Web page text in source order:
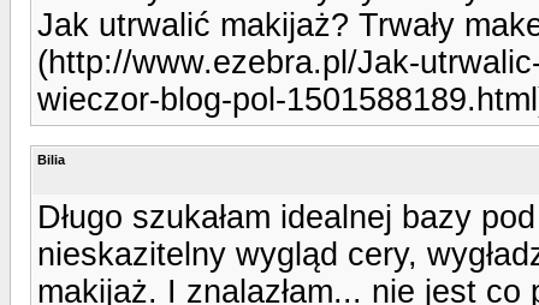
Jak utrwalić makijaż? Trwały
(http://www.ezebra.pl/Jak-
wieczor-blog-pol-
Bilia
Długo szukałam idealnej bazy
nieskazitelny wygląd cery,
makijaż. I znalazłam... nie jest